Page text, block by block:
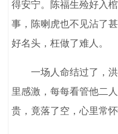
得安宁。陈福生殓好入
事，陈喇虎也不见沾了
好名头，枉做了难人。
一场人命结过了，洪
里感激，每每看管他二
贵，竟落了空，心里常怀